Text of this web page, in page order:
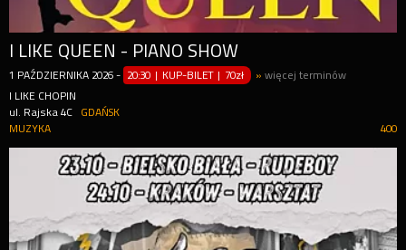
I LIKE QUEEN - PIANO SHOW
1 PAŹDZIERNIKA 2026 - 20:30 | KUP-BILET | 70zł »więcej terminów
I LIKE CHOPIN
ul. Rajska 4C
GDAŃSK
400
MUZYKA